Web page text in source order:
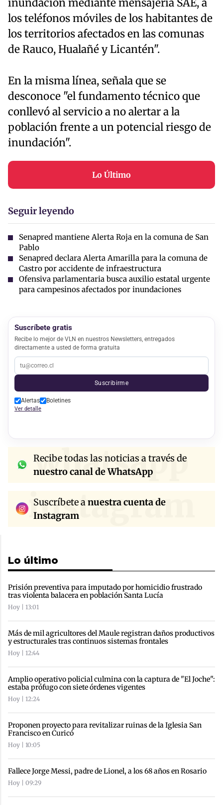
inundación mediante mensajería SAE, a
los teléfonos móviles de los habitantes de
los territorios afectados en las comunas
de Rauco, Hualañé y Licantén".
En la misma línea, señala que se
desconoce "el fundamento técnico que
conllevó al servicio a no alertar a la
población frente a un potencial riesgo de
inundación".
Lo Último
Seguir leyendo
Senapred mantiene Alerta Roja en la comuna de San
Pablo
Senapred declara Alerta Amarilla para la comuna de
Castro por accidente de infraestructura
Ofensiva parlamentaria busca auxilio estatal urgente
para campesinos afectados por inundaciones
Suscríbete gratis
Recibe lo mejor de VLN en nuestros Newsletters, entregados
directamente a usted de forma gratuita
Suscribirme
Alertas Boletines
Ver detalle
whatsapp
Recibe todas las noticias a través de
nuestro canal de WhatsApp
instagram
Suscríbete a nuestra cuenta de
Instagram
Lo último
Prisión preventiva para imputado por homicidio frustrado
tras violenta balacera en población Santa Lucía
Hoy | 13:01
Más de mil agricultores del Maule registran daños productivos
y estructurales tras continuos sistemas frontales
Hoy | 12:44
Amplio operativo policial culmina con la captura de "El Joche":
estaba prófugo con siete órdenes vigentes
Hoy | 12:24
Proponen proyecto para revitalizar ruinas de la Iglesia San
Francisco en Curicó
Hoy | 10:05
Fallece Jorge Messi, padre de Lionel, a los 68 años en Rosario
Hoy | 09:29